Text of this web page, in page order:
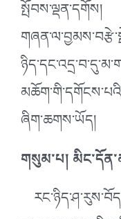
སྤོབས་ལྡན་དགོས།
ཞིག་ཆགས་ཡོད།
གསུམ་པ།